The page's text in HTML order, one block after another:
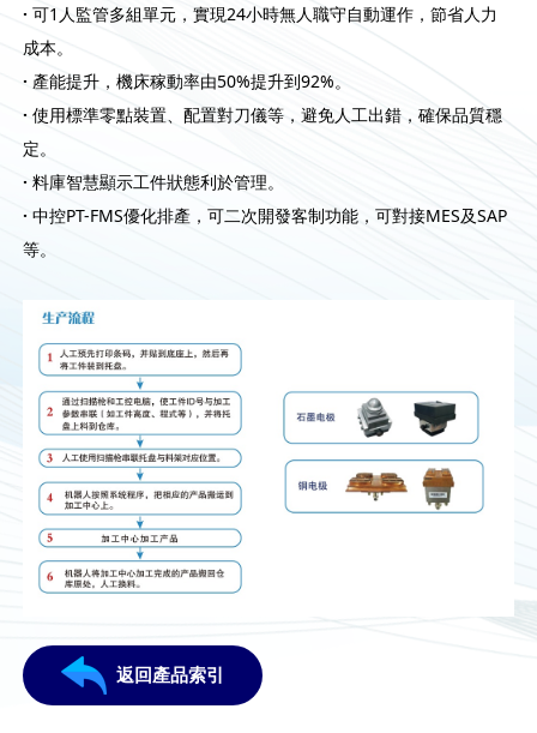
· 可1人監管多組單元，實現24小時無人職守自動運作，節省人力
成本。
· 產能提升，機床稼動率由50%提升到92%。
· 使用標準零點裝置、配置對刀儀等，避免人工出錯，確保品質穩
定。
· 料庫智慧顯示工件狀態利於管理。
· 中控PT-FMS優化排產，可二次開發客制功能，可對接MES及SAP
等。
返回產品索引